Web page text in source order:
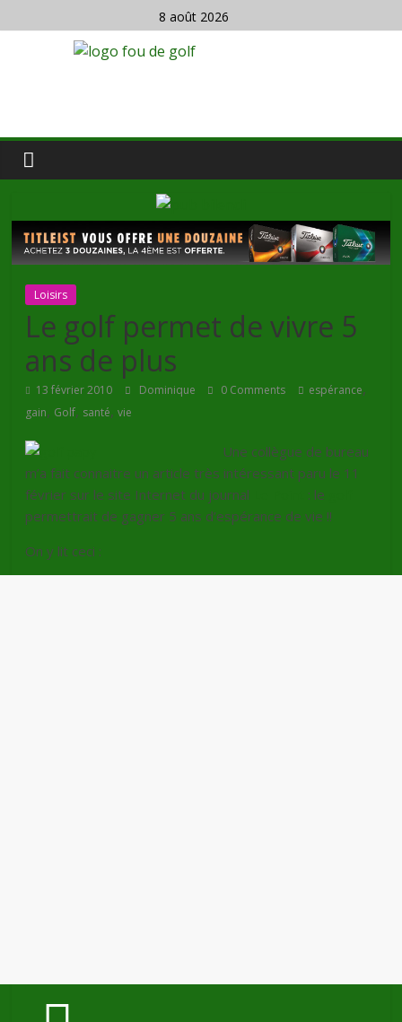
8 août 2026
Loisirs
Le golf permet de vivre 5
ans de plus
13 février 2010 Dominique 0 Comments espérance,
gain, Golf, santé,vie
Une collègue de bureau
m’a fait connaitre un article très intéressant paru le 11
février sur le site Internet du journal
: le
permettrait de gagner 5 ans d’espérance de vie !!
On y lit ceci :